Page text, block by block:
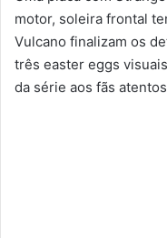
motor, soleira frontal
Vulcano finalizam os
três easter eggs
da série aos fãs